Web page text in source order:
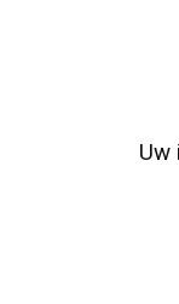
Katoenen
Koffers en
Uw